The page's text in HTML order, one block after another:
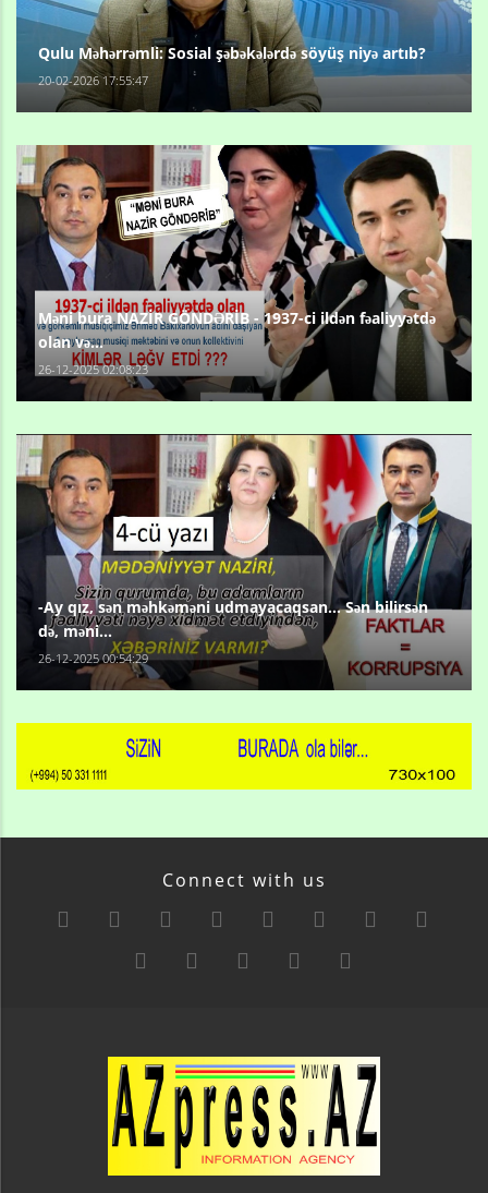
Qulu Məhərrəmli: Sosial şəbəkələrdə söyüş niyə artıb?
20-02-2026 17:55:47
Məni bura NAZİR GÖNDƏRİB - 1937-ci ildən fəaliyyətdə
olan və...
26-12-2025 02:08:23
-Ay qız, sən məhkəməni udmayacaqsan... Sən bilirsən
də, məni...
26-12-2025 00:54:29
Connect with us